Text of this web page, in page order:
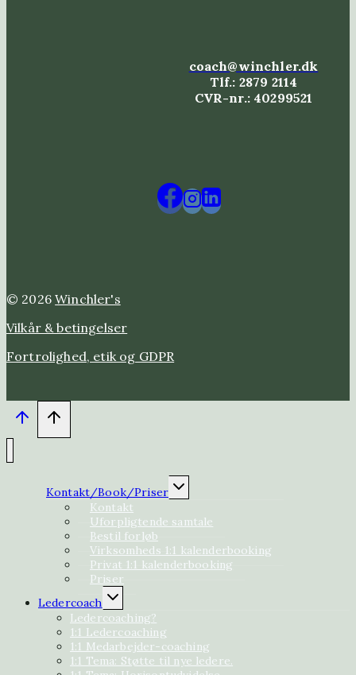
coach@winchler.dk
Tlf.: 2879 2114
CVR-nr.: 40299521
© 2026Winchler's
Vilkår & betingelser
Fortrolighed, etik og GDPR
Kontakt/Book/Priser
Skift
Kontakt
Uforpligtende samtale
Bestil forløb
Virksomheds 1:1 kalenderbooking
Privat 1:1 kalenderbooking
Priser
Ledercoach
Skift
undermenu
Ledercoaching?
1:1 Ledercoaching
1:1 Medarbejder-coaching
1:1 Tema: Støtte til nye ledere.